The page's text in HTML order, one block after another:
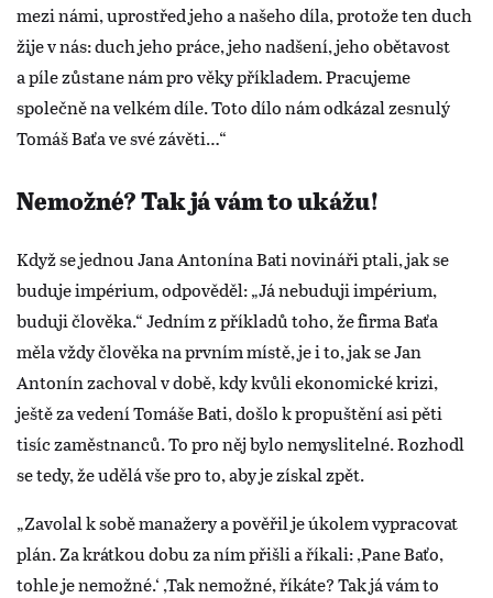
mezi námi, uprostřed jeho a našeho díla, protože ten duch
žije v nás: duch jeho práce, jeho nadšení, jeho obětavost
a píle zůstane nám pro věky příkladem. Pracujeme
společně na velkém díle. Toto dílo nám odkázal zesnulý
Tomáš Baťa ve své závěti…“
Nemožné? Tak já vám to ukážu!
Když se jednou Jana Antonína Bati novináři ptali, jak se
buduje impérium, odpověděl: „Já nebuduji impérium,
buduji člověka.“ Jedním z příkladů toho, že firma Baťa
měla vždy člověka na prvním místě, je i to, jak se Jan
Antonín zachoval v době, kdy kvůli ekonomické krizi,
ještě za vedení Tomáše Bati, došlo k propuštění asi pěti
tisíc zaměstnanců. To pro něj bylo nemyslitelné. Rozhodl
se tedy, že udělá vše pro to, aby je získal zpět.
„Zavolal k sobě manažery a pověřil je úkolem vypracovat
plán. Za krátkou dobu za ním přišli a říkali: ,Pane Baťo,
tohle je nemožné.‘ ,Tak nemožné, říkáte? Tak já vám to